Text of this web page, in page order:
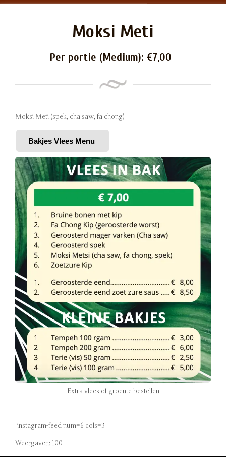
Moksi Meti
Per portie (Medium): €7,00
Moksi Meti (spek, cha saw, fa chong)
Bakjes Vlees Menu
Extra vlees of groente bestellen
[instagram-feed num=6 cols=3]
Weergaven: 100